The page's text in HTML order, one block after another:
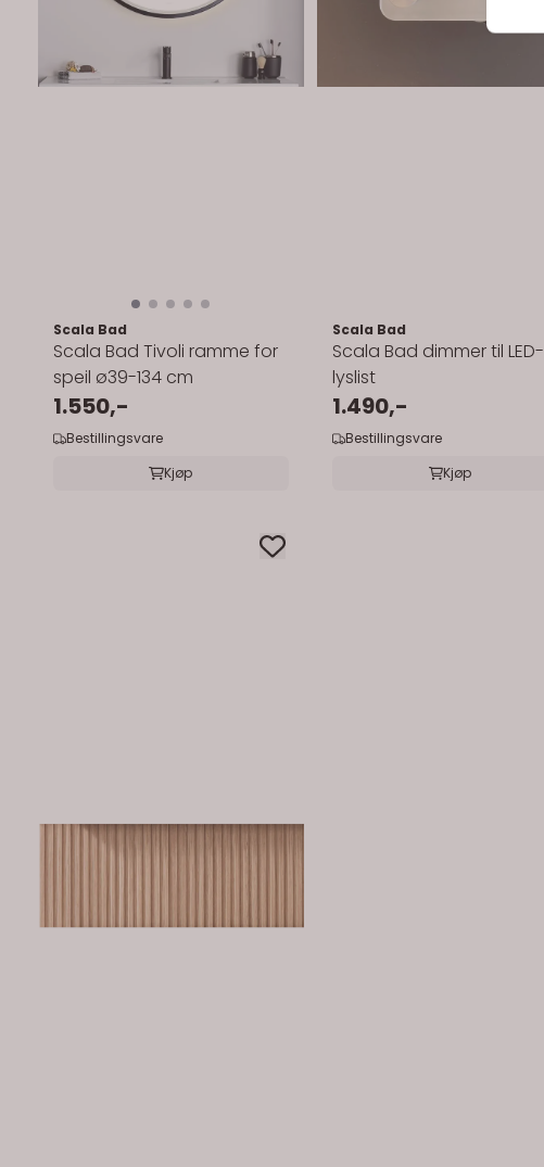
Scala Bad
Scala Bad Tivoli ramme for
speil ø39-134 cm
1.550,-
Bestillingsvare
Kjøp
Scala Bad
Scala Bad dimmer til LED-
lyslist
1.490,-
Bestillingsvare
Kjøp